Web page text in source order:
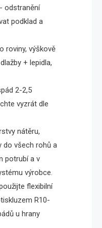
odstranění
podklad a
roviny, výškově
+ lepidla,
2-2,5
vyzrát dle
nátěru,
do všech rohů a
potrubí a v
výrobce.
flexibilní
R10-
u hrany